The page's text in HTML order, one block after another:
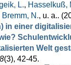
L., Hasselkuß,
Bremm, N., u. a..
in einer
Welt
(3), 42-45.